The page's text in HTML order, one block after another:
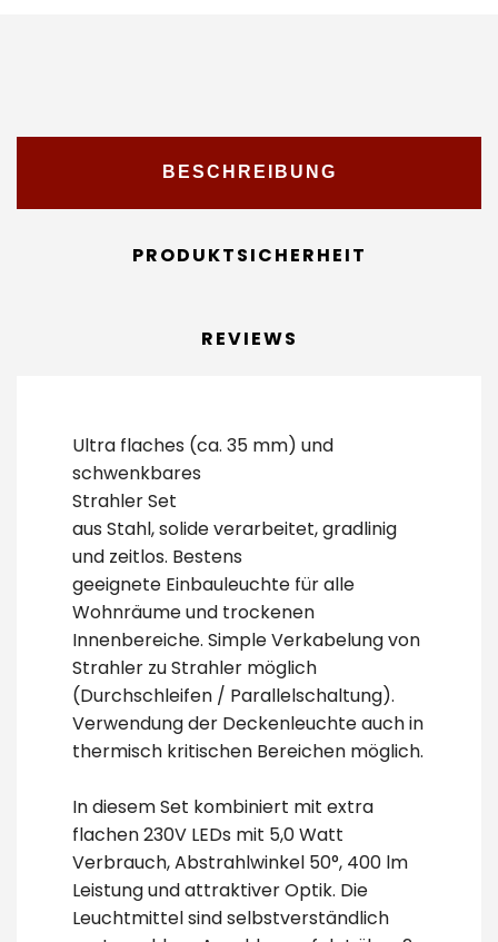
BESCHREIBUNG
PRODUKTSICHERHEIT
REVIEWS
Ultra flaches (ca. 35 mm) und
schwenkbares
Strahler Set
aus Stahl, solide verarbeitet, gradlinig
und zeitlos. Bestens
geeignete Einbauleuchte für alle
Wohnräume und trockenen
Innenbereiche. Simple Verkabelung von
Strahler zu Strahler möglich
(Durchschleifen / Parallelschaltung).
Verwendung der Deckenleuchte auch in
thermisch kritischen Bereichen möglich.
In diesem Set kombiniert mit extra
flachen 230V LEDs mit 5,0 Watt
Verbrauch, Abstrahlwinkel 50°, 400 lm
Leistung und attraktiver Optik. Die
Leuchtmittel sind selbstverständlich